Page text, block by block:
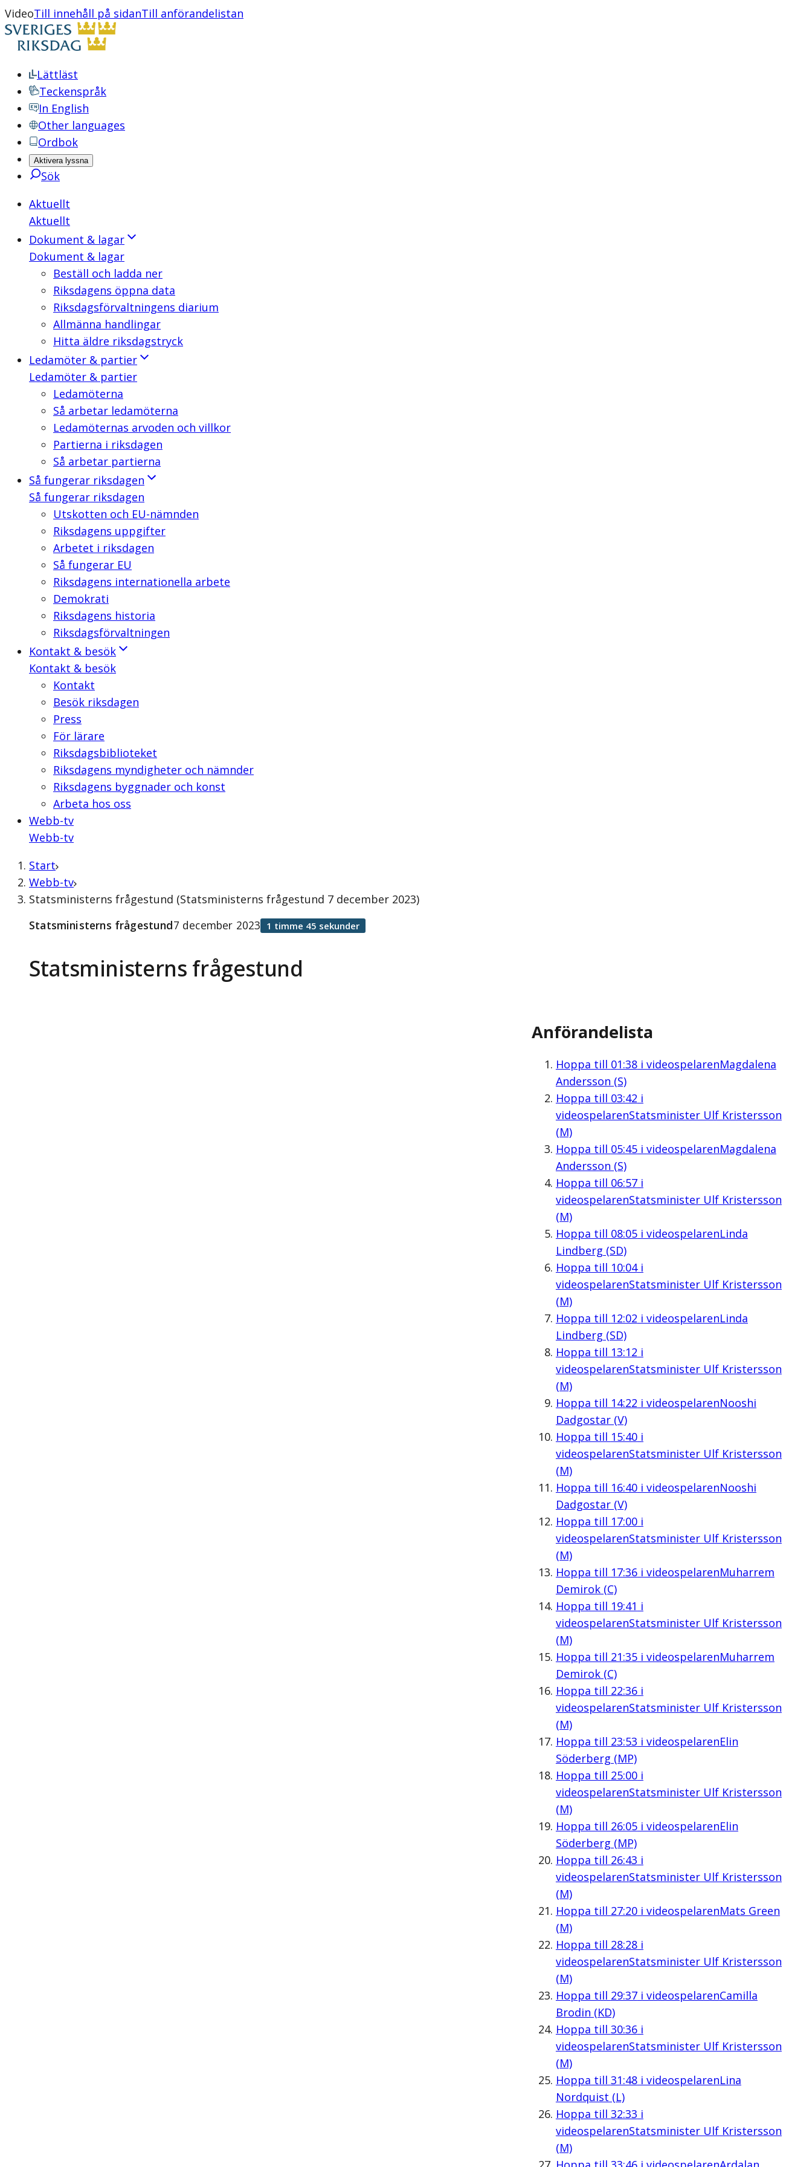
VideoTill innehåll på sidanTill anförandelistan
Lättläst
Teckenspråk
In English
Other languages
Ordbok
Aktivera lyssna
Sök
Aktuellt
Aktuellt
Dokument & lagar
Dokument & lagar
Beställ och ladda ner
Riksdagens öppna data
Riksdagsförvaltningens diarium
Allmänna handlingar
Hitta äldre riksdagstryck
Ledamöter & partier
Ledamöter & partier
Ledamöterna
Så arbetar ledamöterna
Ledamöternas arvoden och villkor
Partierna i riksdagen
Så arbetar partierna
Så fungerar riksdagen
Så fungerar riksdagen
Utskotten och EU-nämnden
Riksdagens uppgifter
Arbetet i riksdagen
Så fungerar EU
Riksdagens internationella arbete
Demokrati
Riksdagens historia
Riksdagsförvaltningen
Kontakt & besök
Kontakt & besök
Kontakt
Besök riksdagen
Press
För lärare
Riksdagsbiblioteket
Riksdagens myndigheter och nämnder
Riksdagens byggnader och konst
Arbeta hos oss
Webb-tv
Webb-tv
Start
Webb-tv
Statsministerns frågestund (Statsministerns frågestund 7 december 2023)
Statsministerns frågestund
Statsministerns frågestund7 december 2023 1 timme 45 sekunder
Anförandelista
Hoppa till 01:38i videospelarenMagdalena
Andersson (S)
Hoppa till 03:42 i
videospelarenStatsminister Ulf Kristersson
(M)
Hoppa till 05:45i videospelarenMagdalena
Andersson (S)
Hoppa till 06:57i
videospelarenStatsminister Ulf Kristersson
(M)
Hoppa till 08:05i videospelarenLinda
Lindberg (SD)
Hoppa till 10:04i
videospelarenStatsminister Ulf Kristersson
(M)
Hoppa till 12:02 i videospelarenLinda
Lindberg (SD)
Hoppa till 13:12 i
videospelarenStatsminister Ulf Kristersson
(M)
Hoppa till 14:22 i videospelarenNooshi
Dadgostar (V)
Hoppa till 15:40i
videospelarenStatsminister Ulf Kristersson
(M)
Hoppa till 16:40i videospelarenNooshi
Dadgostar (V)
Hoppa till 17:00i
videospelarenStatsminister Ulf Kristersson
(M)
Hoppa till 17:36i videospelarenMuharrem
Demirok (C)
Hoppa till 19:41 i
videospelarenStatsminister Ulf Kristersson
(M)
Hoppa till 21:35i videospelarenMuharrem
Demirok (C)
Hoppa till 22:36i
videospelarenStatsminister Ulf Kristersson
(M)
Hoppa till 23:53 i videospelarenElin
Söderberg (MP)
Hoppa till 25:00i
videospelarenStatsminister Ulf Kristersson
(M)
Hoppa till 26:05i videospelarenElin
Söderberg (MP)
Hoppa till 26:43 i
videospelarenStatsminister Ulf Kristersson
(M)
Hoppa till 27:20i videospelarenMats Green
(M)
Hoppa till 28:28i
videospelarenStatsminister Ulf Kristersson
(M)
Hoppa till 29:37i videospelarenCamilla
Brodin (KD)
Hoppa till 30:36i
videospelarenStatsminister Ulf Kristersson
(M)
Hoppa till 31:48i videospelarenLina
Nordquist (L)
Hoppa till 32:33 i
videospelarenStatsminister Ulf Kristersson
(M)